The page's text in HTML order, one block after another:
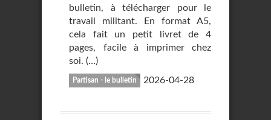
bulletin, à télécharger pour le
travail militant. En format A5,
cela fait un petit livret de 4
pages, facile à imprimer chez
soi. (…)
Partisan - le bulletin 2026-04-28